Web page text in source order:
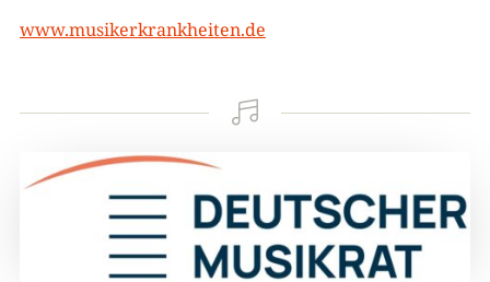
www.musikerkrankheiten.de
